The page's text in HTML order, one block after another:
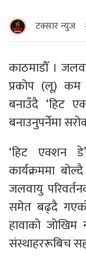
टक्सार न्युज
काठमाडाैँ ।
प्रकोप (लू) कम
बनाउँदै ‘हिट
बनाउनुपर्नेमा
‘हिट एक्शन
कार्यक्रममा
जलवायु
समेत बढ्दै
हावाको
संस्थाहररूबिच